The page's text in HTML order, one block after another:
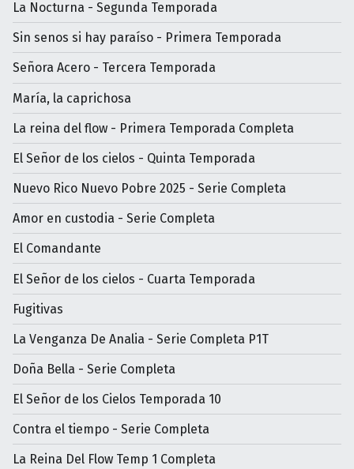
La Nocturna - Segunda Temporada
Sin senos si hay paraíso - Primera Temporada
Señora Acero - Tercera Temporada
María, la caprichosa
La reina del flow - Primera Temporada Completa
El Señor de los cielos - Quinta Temporada
Nuevo Rico Nuevo Pobre 2025 - Serie Completa
Amor en custodia - Serie Completa
El Comandante
El Señor de los cielos - Cuarta Temporada
Fugitivas
La Venganza De Analia - Serie Completa P1T
Doña Bella - Serie Completa
El Señor de los Cielos Temporada 10
Contra el tiempo - Serie Completa
La Reina Del Flow Temp 1 Completa